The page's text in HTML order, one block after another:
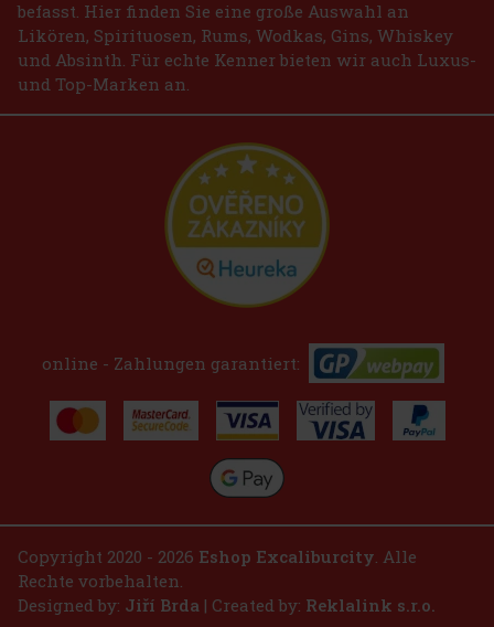
befasst. Hier finden Sie eine große Auswahl an
Likören, Spirituosen, Rums, Wodkas, Gins, Whiskey
und Absinth. Für echte Kenner bieten wir auch Luxus-
und Top-Marken an.
online - Zahlungen garantiert:
Copyright 2020 - 2026 Eshop Excaliburcity. Alle
Rechte vorbehalten.
Designed by: Jiří Brda | Created by: Reklalink s.r.o.